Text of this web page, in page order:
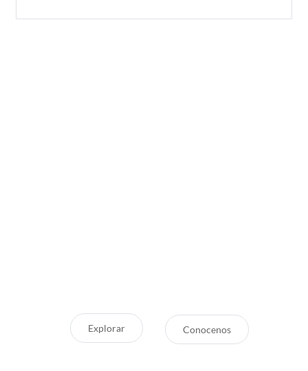
Explorar Conocenos